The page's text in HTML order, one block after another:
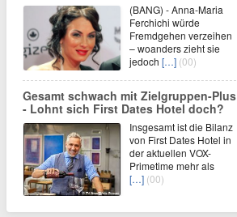
(BANG) - Anna-Maria
Ferchichi würde
Fremdgehen verzeihen
– woanders zieht sie
jedoch […] (00)
Gesamt schwach mit Zielgruppen-Plus
- Lohnt sich First Dates Hotel doch?
Insgesamt ist die Bilanz
von First Dates Hotel in
der aktuellen VOX-
Primetime mehr als
[…] (00)